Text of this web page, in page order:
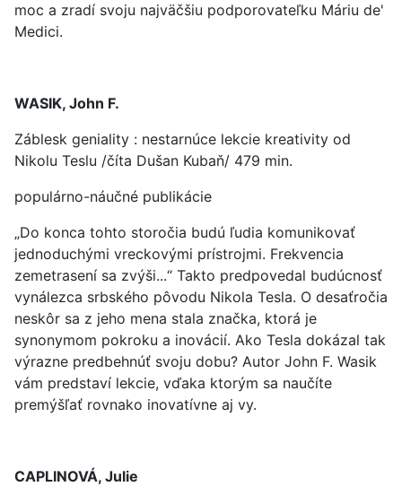
moc a zradí svoju najväčšiu podporovateľku Máriu de'
Medici.
WASIK, John F.
Záblesk geniality : nestarnúce lekcie kreativity od
Nikolu Teslu /číta Dušan Kubaň/ 479 min.
populárno-náučné publikácie
„Do konca tohto storočia budú ľudia komunikovať
jednoduchými vreckovými prístrojmi. Frekvencia
zemetrasení sa zvýši...“ Takto predpovedal budúcnosť
vynálezca srbského pôvodu Nikola Tesla. O desaťročia
neskôr sa z jeho mena stala značka, ktorá je
synonymom pokroku a inovácií. Ako Tesla dokázal tak
výrazne predbehnúť svoju dobu? Autor John F. Wasik
vám predstaví lekcie, vďaka ktorým sa naučíte
premýšľať rovnako inovatívne aj vy.
CAPLINOVÁ, Julie